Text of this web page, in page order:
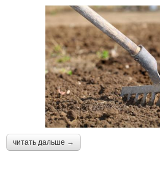
читать дальше →